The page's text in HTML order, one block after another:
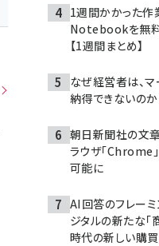
1週間かかった
Notebookを無
【1週間まとめ】
なぜ経営者は、
納得できないのか
朝日新聞社の文
ラウザ「Chrome
可能に
AI回答のフレーミ
ジタルの新たな「
時代の新しい購買